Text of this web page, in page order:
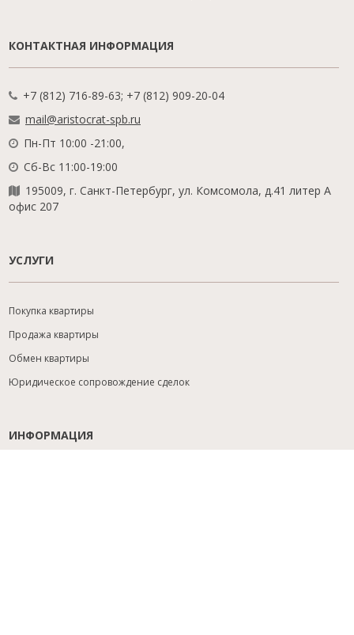
КОНТАКТНАЯ ИНФОРМАЦИЯ
+7 (812) 716-89-63; +7 (812) 909-20-04
mail@aristocrat-spb.ru
Пн-Пт 10:00 -21:00,
Сб-Вс 11:00-19:00
195009, г. Санкт-Петербург, ул. Комсомола, д.41 литер А
офис 207
УСЛУГИ
Покупка квартиры
Продажа квартиры
Обмен квартиры
Юридическое сопровождение сделок
ИНФОРМАЦИЯ